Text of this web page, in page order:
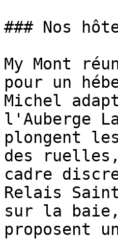
### Nos
My Mont
pour un
Michel
l'Auberge
plongent
des
cadre
Relais
sur la baie,
proposent